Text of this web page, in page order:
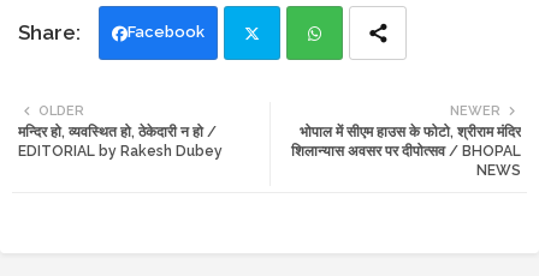
Facebook
ats
NEWER
भोपाल में सीएम हाउस के फोटो, श्रीराम मंदिर
शिलान्यास अवसर पर दीपोत्सव / BHOPAL
NEWS
OLDER
मन्दिर हो, व्यवस्थित हो, ठेकेदारी न हो /
EDITORIAL by Rakesh Dubey